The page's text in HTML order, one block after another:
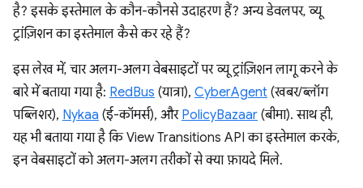
है? इसके इस्तेमाल के कौन-कौनसे उदाहरण हैं? अन्य डेवलपर, व्यू
ट्रांज़िशन का इस्तेमाल कैसे कर रहे हैं?
इस लेख में, चार अलग-अलग वेबसाइटों पर व्यू ट्रांज़िशन लागू करने के
बारे में बताया गया है: RedBus (यात्रा), CyberAgent (खबर/ब्लॉग
पब्लिशर), Nykaa (ई-कॉमर्स), और PolicyBazaar (बीमा). साथ ही,
यह भी बताया गया है कि View Transitions API का इस्तेमाल करके,
इन वेबसाइटों को अलग-अलग तरीकों से क्या फ़ायदे मिले.